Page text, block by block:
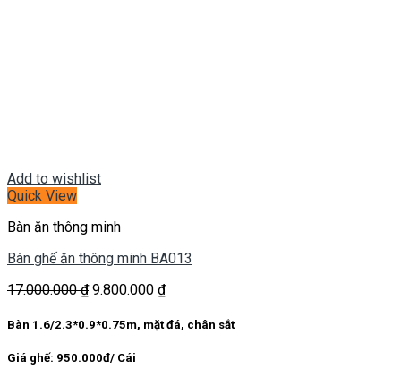
Add to wishlist
Quick View
Bàn ăn thông minh
Bàn ghế ăn thông minh BA013
17.000.000₫ Giá
là:
9.800.000 ₫Giá
tại
Bàn 1.6/2.3*0.9*0.75m, mặt đá, chân sắt
Giá ghế: 950.000đ/ Cái